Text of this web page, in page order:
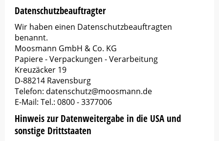
Datenschutz­beauftragter
Wir haben einen Datenschutzbeauftragten
benannt.
Moosmann GmbH & Co. KG
Papiere - Verpackungen - Verarbeitung
Kreuzäcker 19
D-88214 Ravensburg
Telefon: datenschutz@moosmann.de
E-Mail: Tel.: 0800 - 3377006
Hinweis zur Datenweitergabe in die USA und
sonstige Drittstaaten